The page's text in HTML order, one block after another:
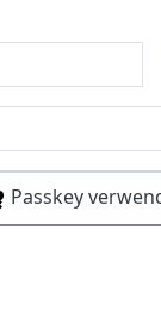
Passkey